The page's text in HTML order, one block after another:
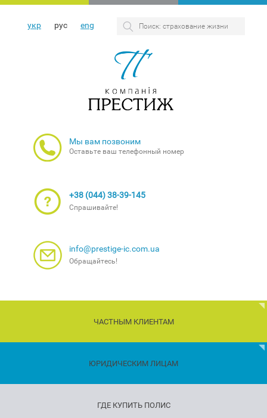
укр рус eng
Мы вам позвоним
Оставьте ваш телефонный номер
+38 (044) 38-39-145
Спрашивайте!
info@prestige-ic.com.ua
Обращайтесь!
ЧАСТНЫМ КЛИЕНТАМ
ЮРИДИЧЕСКИМ ЛИЦАМ
ГДЕ КУПИТЬ ПОЛИС